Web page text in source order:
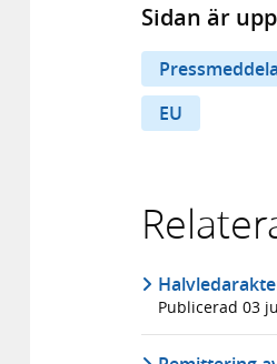
Sidan är
EU
Publicerad 03